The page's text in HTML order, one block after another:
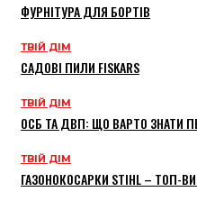
ФУРНІТУРА ДЛЯ БОРТІВ
ТВІЙ ДІМ
САДОВІ ПИЛИ FISKARS
ТВІЙ ДІМ
ОСБ ТА ДВП: ЩО ВАРТО ЗНАТИ
ТВІЙ ДІМ
ГАЗОНОКОСАРКИ STIHL – ТОП-